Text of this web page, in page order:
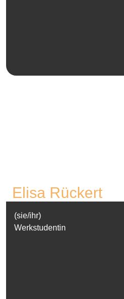
Elisa Rückert
(sie/ihr)
Werkstudentin